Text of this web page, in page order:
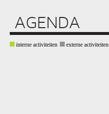
AGENDA
interne activiteiten externe activiteiten